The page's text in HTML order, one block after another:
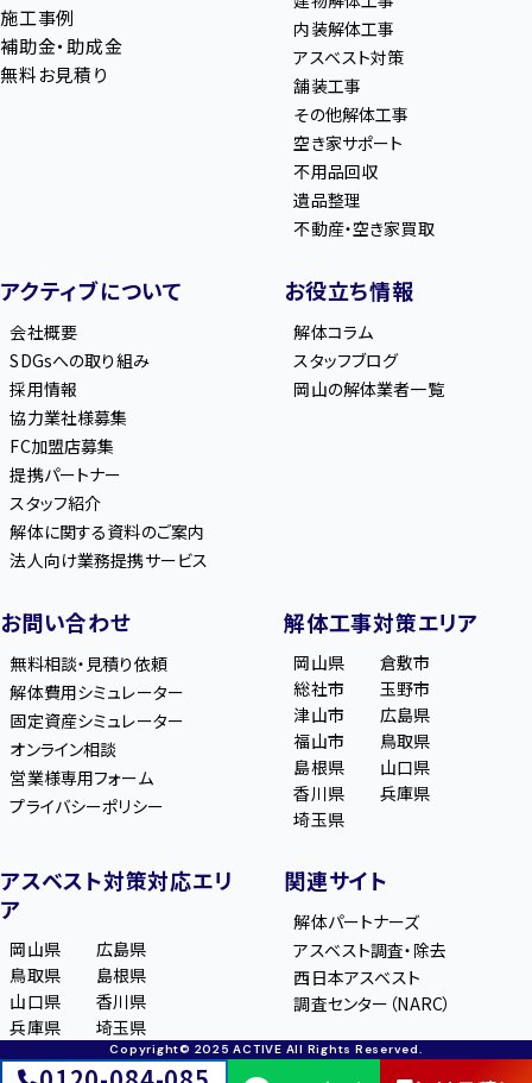
施工事例
補助金・助成金
無料お見積り
内装解体工事
アスベスト対策
舗装工事
その他解体工事
空き家サポート
不用品回収
遺品整理
不動産・空き家買取
アクティブについて
会社概要
SDGsへの取り組み
採用情報
協力業社様募集
FC加盟店募集
提携パートナー
スタッフ紹介
解体に関する資料のご案内
法人向け業務提携サービス
お役立ち情報
解体コラム
スタッフブログ
岡山の解体業者一覧
お問い合わせ
無料相談・見積り依頼
解体費用シミュレーター
固定資産シミュレーター
オンライン相談
営業様専用フォーム
プライバシーポリシー
解体工事対策エリア
岡山県
倉敷市
総社市
玉野市
津山市
広島県
福山市
鳥取県
島根県
山口県
香川県
兵庫県
埼玉県
アスベスト対策対応エリ
ア
岡山県
広島県
鳥取県
島根県
山口県
香川県
兵庫県
埼玉県
関連サイト
解体パートナーズ
アスベスト調査・除去
西日本アスベスト
調査センター（NARC）
Copyright© 2025 ACTIVE All Rights Reserved.